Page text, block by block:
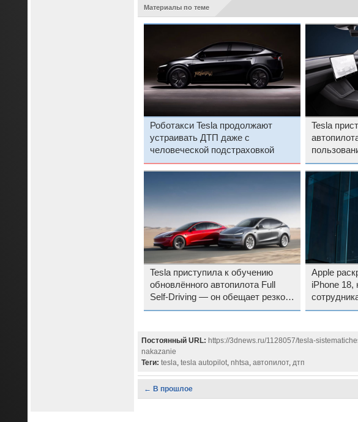
Материалы по теме
Роботакси Tesla продолжают
устраивать ДТП даже с
человеческой подстраховкой
Tesla
Tesla приступила к обучению
обновлённого автопилота Full
Self-Driving — он обещает резко
«поумнеть»
Apple
iPhone 18,
Постоянный URL: https://3dnews.ru/1128057/tesla-
nakazanie
Теги: tesla, tesla autopilot, nhtsa, автопилот, дтп
← В прошлое